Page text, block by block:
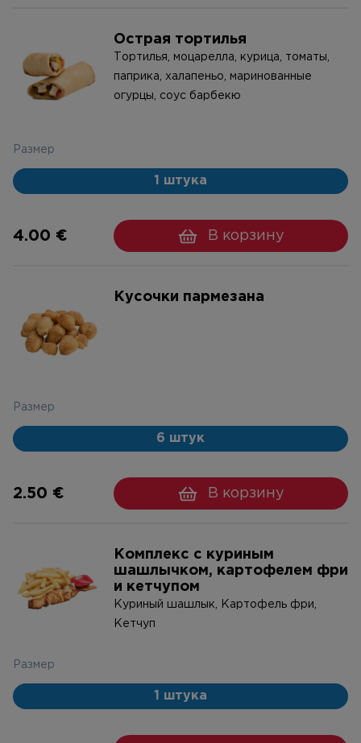
Острая тортилья
Тортилья, моцарелла, курица, томаты,
паприка, халапеньо, маринованные
огурцы, соус барбекю
Размер
1 штука
4.00 € В корзину
Kусочки пармезана
Размер
6 штук
2.50 € В корзину
Комплекс с куриным
шашлычком, картофелем фри
и кетчупом
Куриный шашлык, Картофель фри,
Кетчуп
Размер
1 штука